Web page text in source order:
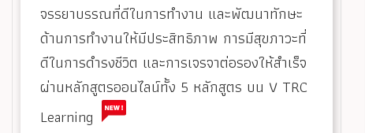
จรรยาบรรณที่ดีในการทำงาน และพัฒนาทักษะ
ด้านการทำงานให้มีประสิทธิภาพ ​การมีสุขภาวะที่
ดีในการดำรงชีวิต และการเจรจาต่อรองให้สำเร็จ
ผ่านหลักสูตรออนไลน์ทั้ง 5 หลักสูตร บน V TRC
Learning